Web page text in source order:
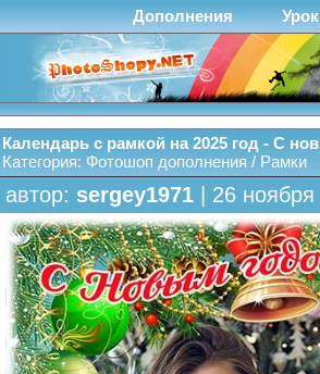
Дополнения
Календарь с рамкой на 2025 год - С
Категория: Фотошоп дополнения / Рамки
автор: sergey1971 | 26